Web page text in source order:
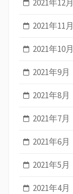
2021年12月
2021年11月
2021年10月
2021年9月
2021年8月
2021年7月
2021年6月
2021年5月
2021年4月